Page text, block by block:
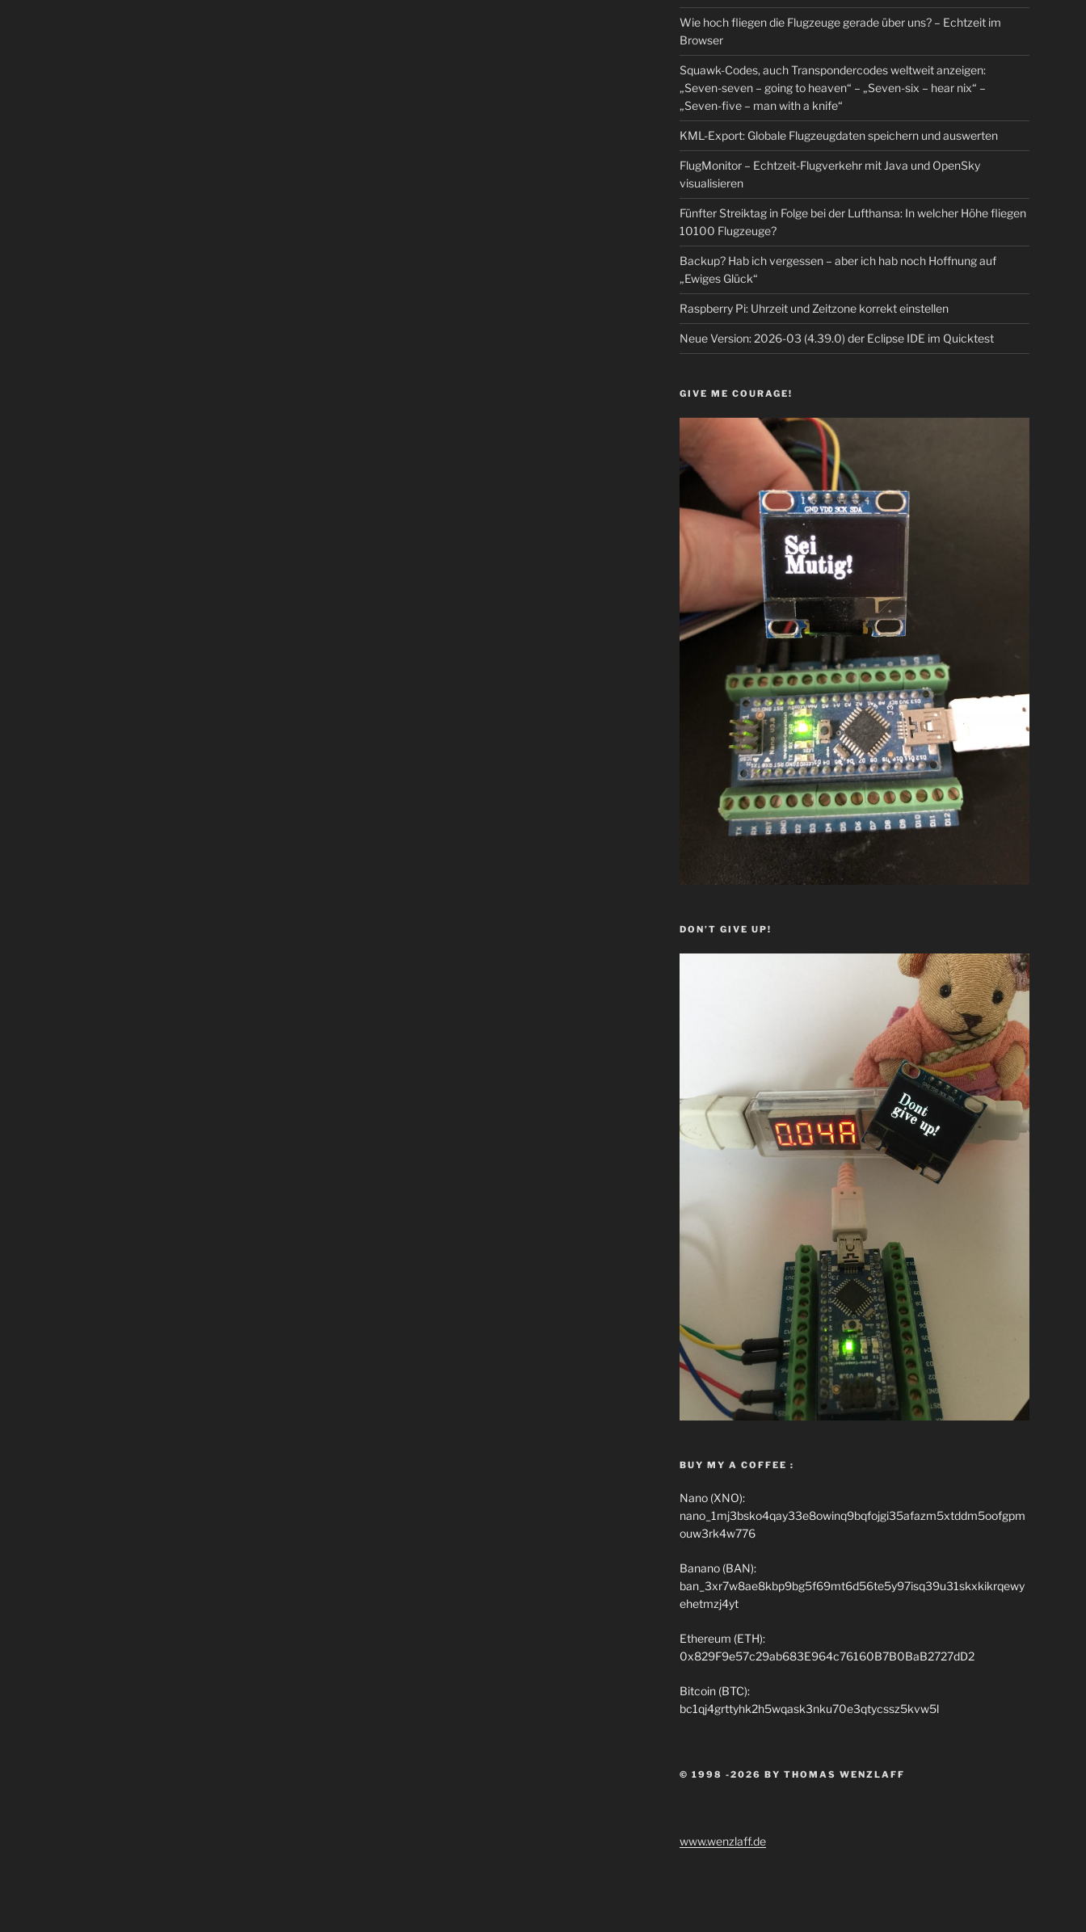
Wie hoch fliegen die Flugzeuge gerade über uns? – Echtzeit im
Browser
Squawk-Codes, auch Transpondercodes weltweit anzeigen:
„Seven-seven – going to heaven“ – „Seven-six – hear nix“ –
„Seven-five – man with a knife“
KML-Export: Globale Flugzeugdaten speichern und auswerten
FlugMonitor – Echtzeit-Flugverkehr mit Java und OpenSky
visualisieren
Fünfter Streiktag in Folge bei der Lufthansa: In welcher Höhe fliegen
10100 Flugzeuge?
Backup? Hab ich vergessen – aber ich hab noch Hoffnung auf
„Ewiges Glück“
Raspberry Pi: Uhrzeit und Zeitzone korrekt einstellen
Neue Version: 2026-03 (4.39.0) der Eclipse IDE im Quicktest
GIVE ME COURAGE!
DON’T GIVE UP!
BUY MY A COFFEE :
Nano (XNO):
nano_1mj3bsko4qay33e8owinq9bqfojgi35afazm5xtddm5oofgpm
ouw3rk4w776
Banano (BAN):
ban_3xr7w8ae8kbp9bg5f69mt6d56te5y97isq39u31skxkikrqewy
ehetmzj4yt
Ethereum (ETH):
0x829F9e57c29ab683E964c76160B7B0BaB2727dD2
Bitcoin (BTC):
bc1qj4grttyhk2h5wqask3nku70e3qtycssz5kvw5l
© 1998 -2026 BY THOMAS WENZLAFF
www.wenzlaff.de